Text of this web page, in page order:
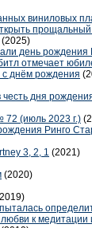
виниловых
(2025)
день
отмечает
днём рождения
дня
(июль 2023 г.)
Ринго
3, 2, 1 (2021)
(2020)
к